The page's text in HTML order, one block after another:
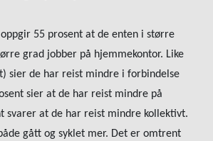
55 prosent at de enten i større
grad jobber på hjemmekontor. Like
sier de har reist mindre i forbindelse
sier at de har reist mindre på
svarer at de har reist mindre kollektivt.
gått og syklet mer. Det er omtrent